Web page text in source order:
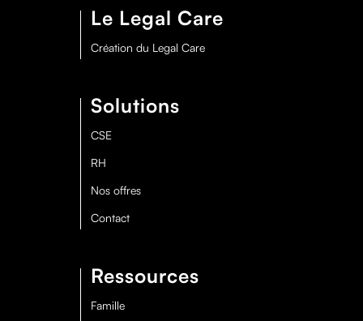
Le Legal Care
Création du Legal Care
Solutions
CSE
RH
Nos offres
Contact
Ressources
Famille